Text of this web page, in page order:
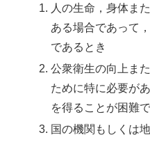
人の生命，身体ま
ある場合であって
であるとき
公衆衛生の向上ま
ために特に必要が
を得ることが困難
国の機関もしくは